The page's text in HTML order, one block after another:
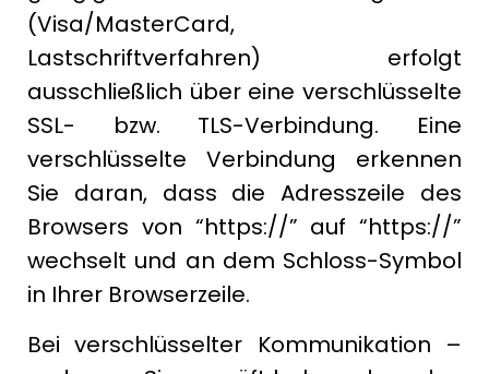
(Visa/MasterCard,
Lastschriftverfahren) erfolgt
ausschließlich über eine verschlüsselte
SSL- bzw. TLS-Verbindung. Eine
verschlüsselte Verbindung erkennen
Sie daran, dass die Adresszeile des
Browsers von “https://” auf “https://”
wechselt und an dem Schloss-Symbol
in Ihrer Browserzeile.
Bei verschlüsselter Kommunikation –